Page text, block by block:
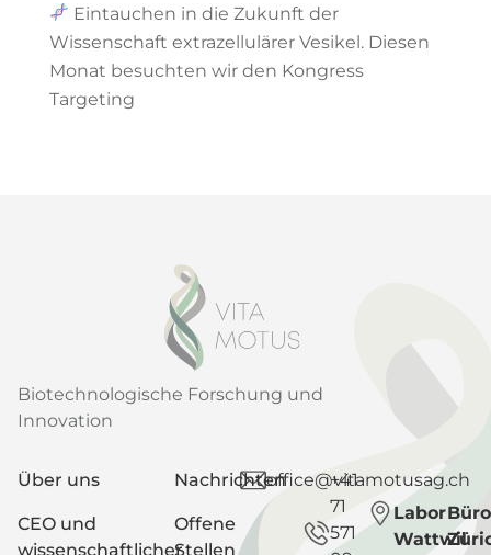
Eintauchen in die Zukunft der
Wissenschaft extrazellulärer Vesikel. Diesen
Monat besuchten wir den Kongress
Targeting
Biotechnologische Forschung und
Innovation
Über uns
CEO und
wissenschaftlicher
Nachrichten
Offene
Stellen
office@vitamotusag.ch
+41
71
571
Labor
Wattwil
Büro